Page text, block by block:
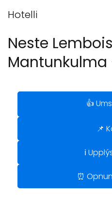
Hotelli
Neste Lembois
👍
📌
ℹ️
⏰